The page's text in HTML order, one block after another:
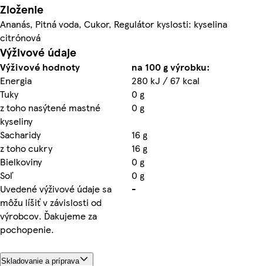
Zloženie
Ananás, Pitná voda, Cukor, Regulátor kyslosti: kyselina
citrónová
Výživové údaje
Výživové hodnoty
na 100 g výrobku:
Energia
280 kJ / 67 kcal
Tuky
0 g
z toho nasýtené mastné
kyseliny
0 g
Sacharidy
16 g
z toho cukry
16 g
Bielkoviny
0 g
Soľ
0 g
Uvedené výživové údaje sa
môžu líšiť v závislosti od
výrobcov. Ďakujeme za
pochopenie.
-
Skladovanie a príprava